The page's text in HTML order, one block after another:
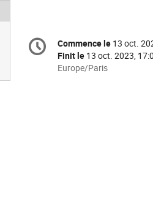
Information
de
Date/Heure
Commence le 13 oct.
Finit le 13 oct. 2023,
Toutes
Europe/Paris